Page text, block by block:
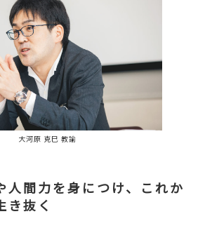
大河原 克巳 教諭
人間力を身につけ、これか
き抜く